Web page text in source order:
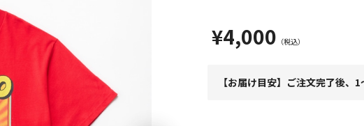
¥4,000
【お届け目安】ご注文完了後、